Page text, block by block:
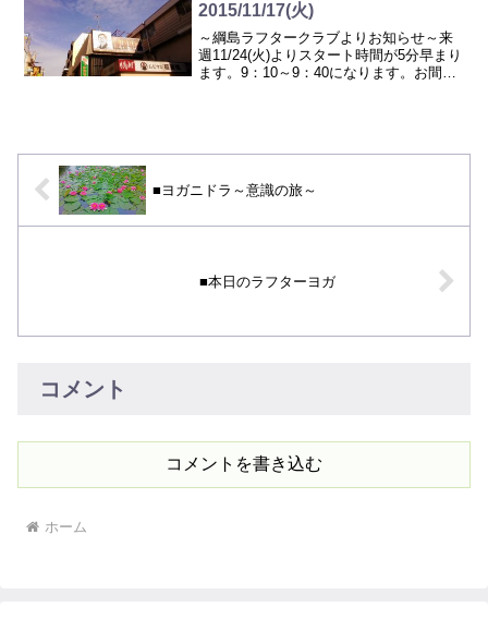
2015/11/17(火)
～綱島ラフタークラブよりお知らせ～来
週11/24(火)よりスタート時間が5分早まり
ます。9：10～9：40になります。お間違
■ヨガニドラ～意識の旅～
■本日のラフターヨガ
コメント
コメントを書き込む
ホーム